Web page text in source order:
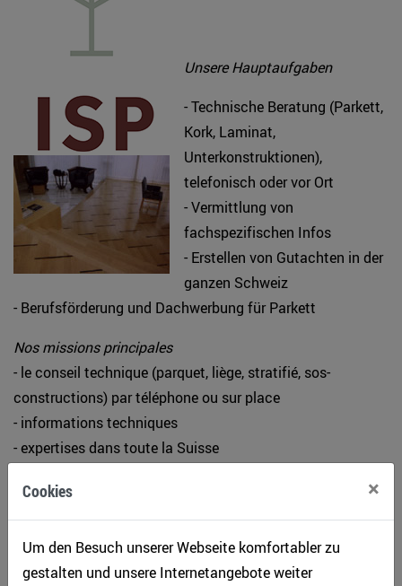
Cookies ×
Um den Besuch unserer Webseite komfortabler zu
gestalten und unsere Internetangebote weiter
Unsere Hauptaufgaben
- Technische Beratung (Parkett,
Kork, Laminat,
Unterkonstruktionen),
telefonisch oder vor Ort
- Vermittlung von
fachspezifischen Infos
- Erstellen von Gutachten in der
ganzen Schweiz
- Berufsförderung und Dachwerbung für Parkett
Nos missions principales
- le conseil technique (parquet, liège, stratifié, sos-
constructions) par téléphone ou sur place
- informations techniques
- expertises dans toute la Suisse
parquet
Holzprodukte
- Parkett/Holzböden